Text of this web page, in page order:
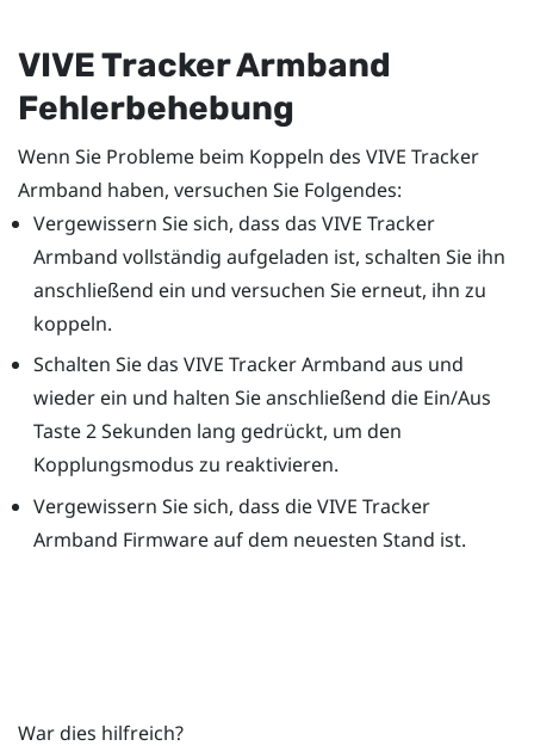
VIVE Tracker Armband
Fehlerbehebung
Wenn Sie Probleme beim Koppeln des VIVE Tracker
Armband haben, versuchen Sie Folgendes:
Vergewissern Sie sich, dass das VIVE Tracker
Armband vollständig aufgeladen ist, schalten Sie ihn
anschließend ein und versuchen Sie erneut, ihn zu
koppeln.
Schalten Sie das VIVE Tracker Armband aus und
wieder ein und halten Sie anschließend die Ein/Aus
Taste 2 Sekunden lang gedrückt, um den
Kopplungsmodus zu reaktivieren.
Vergewissern Sie sich, dass dieVIVE Tracker
Armband Firmware auf dem neuesten Stand ist.
War dies hilfreich?